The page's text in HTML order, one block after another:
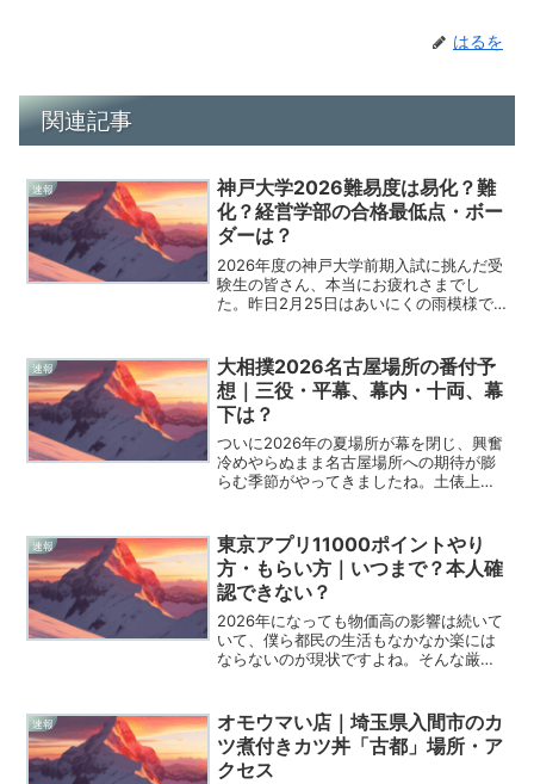
はるを
関連記事
速報
神戸大学2026難易度は易化？難
化？経営学部の合格最低点・ボー
ダーは？
2026年度の神戸大学前期入試に挑んだ受
験生の皆さん、本当にお疲れさまでし
た。昨日2月25日はあいにくの雨模様で
ールを送りたいと思います。試験が終わ
った直後の今、開放感...
速報
大相撲2026名古屋場所の番付予
想｜三役・平幕、幕内・十両、幕
下は？
ついに2026年の夏場所が幕を閉じ、興奮
冷めやらぬまま名古屋場所への期待が膨
らむ季節がやってきましたね。土俵上で
る番付へと向かっているのではないでし
ょうか。怪我からの復活...
速報
東京アプリ11000ポイントやり
方・もらい方｜いつまで？本人確
認できない？
2026年になっても物価高の影響は続いて
いて、僕ら都民の生活もなかなか楽には
ならないのが現状ですよね。そんな厳し
ートさせたというニュースが飛び込んで
きました。なんと、ス...
速報
オモウマい店｜埼玉県入間市のカ
ツ煮付きカツ丼「古都」場所・ア
クセス